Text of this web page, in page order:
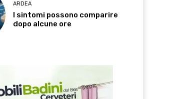
ARDEA
I sintomi possono comparire
dopo alcune ore